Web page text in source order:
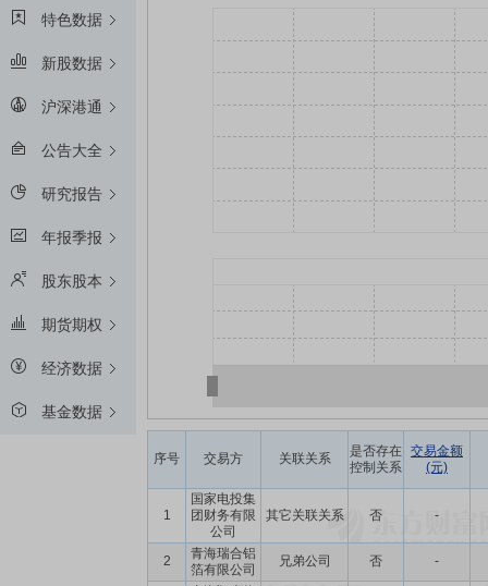
特色数据
新股数据
沪深港通
公告大全
研究报告
年报季报
股东股本
期货期权
经济数据
基金数据
序号 交易方 关联关系
是否存在
控制关系
交易金额
(元)
1
国家电投集
团财务有限
公司
其它关联关系 否 -
2
青海瑞合铝
箔有限公司
兄弟公司 否 -